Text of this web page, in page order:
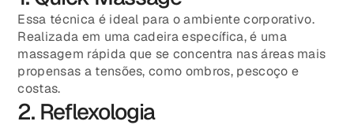
Essa técnica é ideal para o ambiente corporativo.
Realizada em uma cadeira específica, é uma
massagem rápida que se concentra nas áreas mais
propensas a tensões, como ombros, pescoço e
costas.
2. Reflexologia